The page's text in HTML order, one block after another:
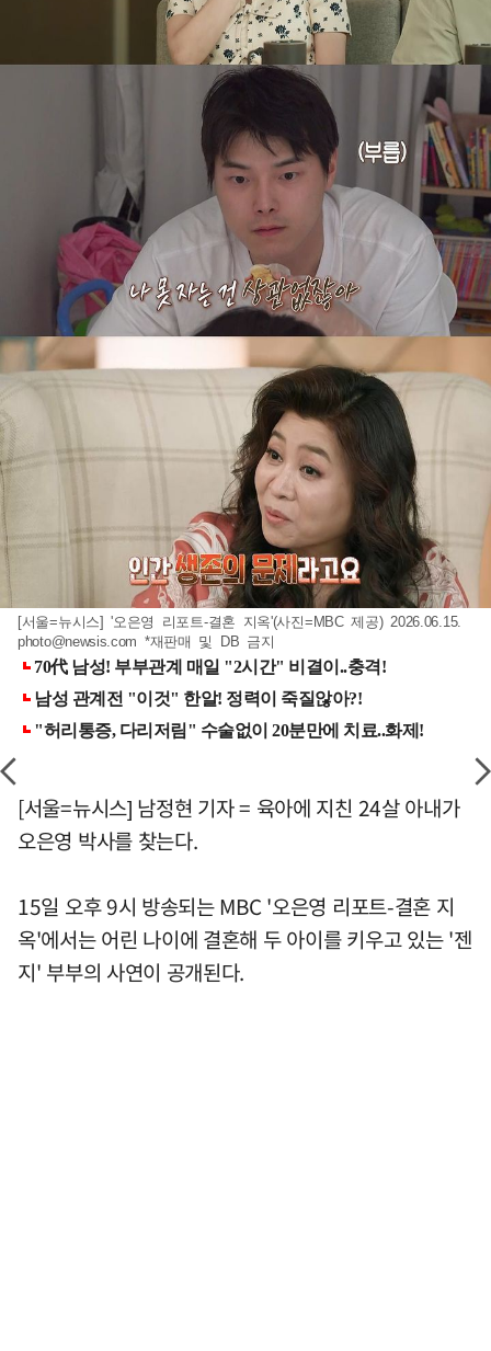
[서울=뉴시스] '오은영 리포트-결혼 지옥'(사진=MBC 제공) 2026.06.15.
photo@newsis.com *재판매 및 DB 금지
[서울=뉴시스] 남정현 기자 = 육아에 지친 24살 아내가
오은영 박사를 찾는다.
15일 오후 9시 방송되는 MBC '오은영 리포트-결혼 지
옥'에서는 어린 나이에 결혼해 두 아이를 키우고 있는 '젠
지' 부부의 사연이 공개된다.